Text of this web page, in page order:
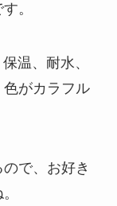
。
温、耐水、
がカラフル
で、お好き